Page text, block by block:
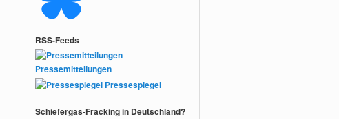
RSS-Feeds
Pressemitteilungen
Pressespiegel
Schiefergas-Fracking in Deutschland?